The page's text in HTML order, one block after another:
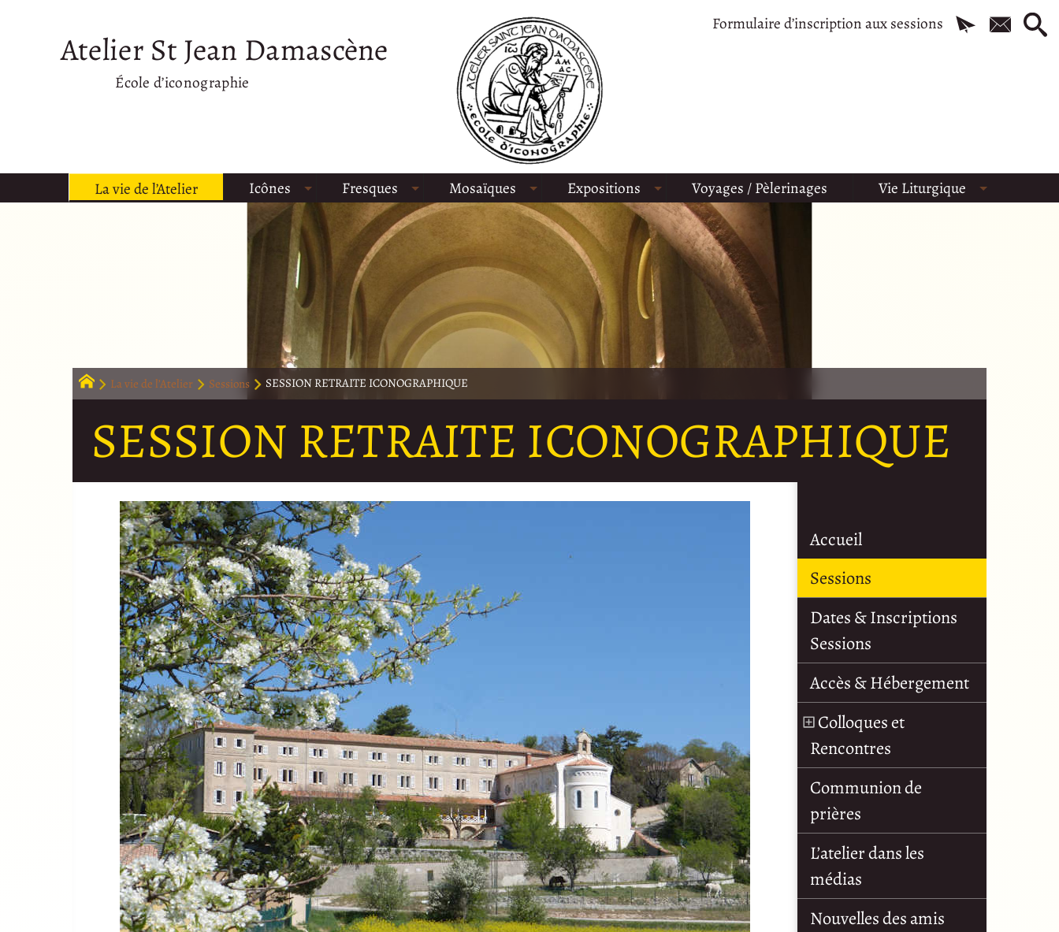
Formulaire d’inscription aux sessions
Atelier St Jean Damascène
École d’iconographie
La vie de l’Atelier Icônes Fresques Mosaïques Expositions Voyages / Pèlerinages Vie Liturgique
La vie de l’Atelier Sessions SESSION RETRAITE ICONOGRAPHIQUE
SESSION RETRAITE ICONOGRAPHIQUE
Accueil
Sessions
Dates & Inscriptions
Sessions
Accès & Hébergement
Colloques et
Rencontres
Communion de
prières
L’atelier dans les
médias
Nouvelles des amis